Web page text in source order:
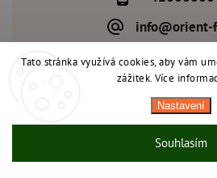
Tato stránka využívá cookies, aby vám
zážitek. Více
Nastavení
Souhlasím
info@orient-
Orient-Food.cz.
Upravit
VytvořilShoptet |